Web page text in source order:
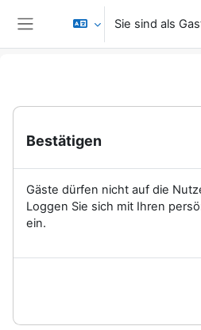
Website-Übersicht
Sie sind als
Bestätigen
Gäste dürfen nicht auf die
Loggen Sie sich mit Ihren
ein.